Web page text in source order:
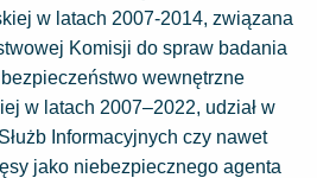
w latach 2007-2014, związana
Komisji do spraw badania
wewnętrzne
w latach 2007–2022, udział w
Informacyjnych czy nawet
jako niebezpiecznego agenta